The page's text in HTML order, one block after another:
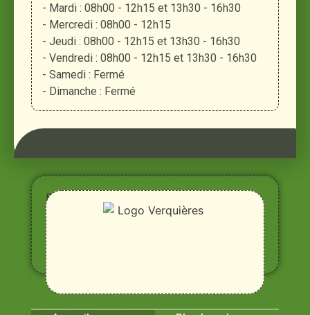
- Mardi : 08h00 - 12h15 et 13h30 - 16h30
- Mercredi : 08h00 - 12h15
- Jeudi : 08h00 - 12h15 et 13h30 - 16h30
- Vendredi : 08h00 - 12h15 et 13h30 - 16h30
- Samedi : Fermé
- Dimanche : Fermé
Entre
Rhône,
Alpilles
et
Durance